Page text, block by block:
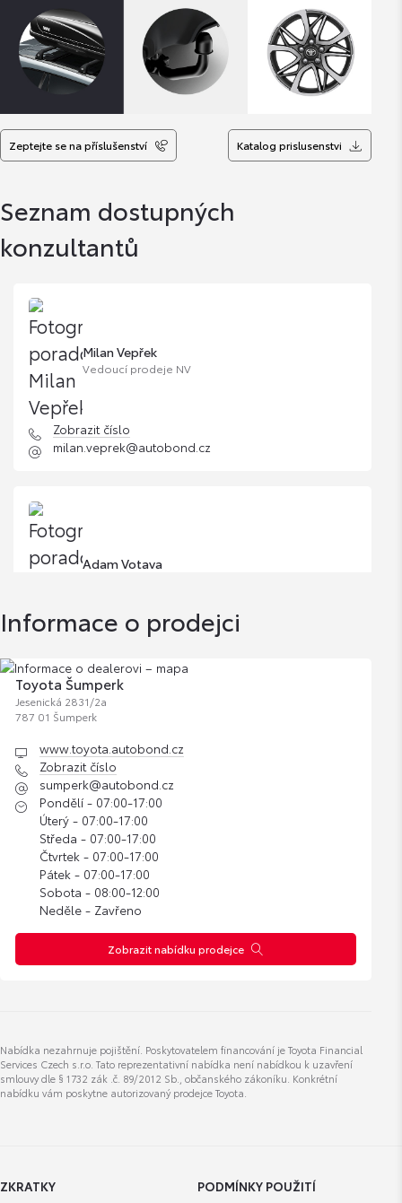
Zeptejte se na příslušenství Katalog prislusenstvi
Seznam dostupných
konzultantů
Milan Vepřek
Vedoucí prodeje NV
Zobrazit číslo
milan.veprek@autobond.cz
Adam Votava
Zobrazit číslo
Informace o prodejci
Toyota Šumperk
Jesenická 2831/2a
787 01 Šumperk
www.toyota.autobond.cz
Zobrazit číslo
sumperk@autobond.cz
Pondělí - 07:00-17:00
Úterý - 07:00-17:00
Středa - 07:00-17:00
Čtvrtek - 07:00-17:00
Pátek - 07:00-17:00
Sobota - 08:00-12:00
Neděle - Zavřeno
Zobrazit nabídku prodejce
Nabídka nezahrnuje pojištění. Poskytovatelem financování je Toyota Financial
Services Czech s.r.o. Tato reprezentativní nabídka není nabídkou k uzavření
smlouvy dle § 1732 zák .č. 89/2012 Sb., občanského zákoníku. Konkrétní
nabídku vám poskytne autorizovaný prodejce Toyota.
ZKRATKY
PODMÍNKY POUŽITÍ